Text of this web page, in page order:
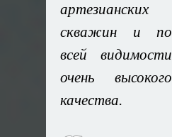
артезианских
скважин и по
всей видимости
очень высокого
качества.